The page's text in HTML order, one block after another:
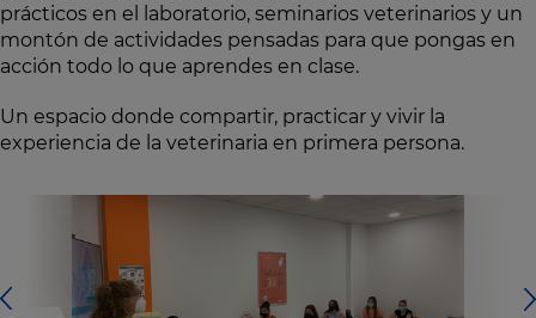
prácticos en el laboratorio, seminarios veterinarios y un
montón de actividades pensadas para que pongas en
acción todo lo que aprendes en clase.
Un espacio donde compartir, practicar y vivir la
experiencia de la veterinaria en primera persona.